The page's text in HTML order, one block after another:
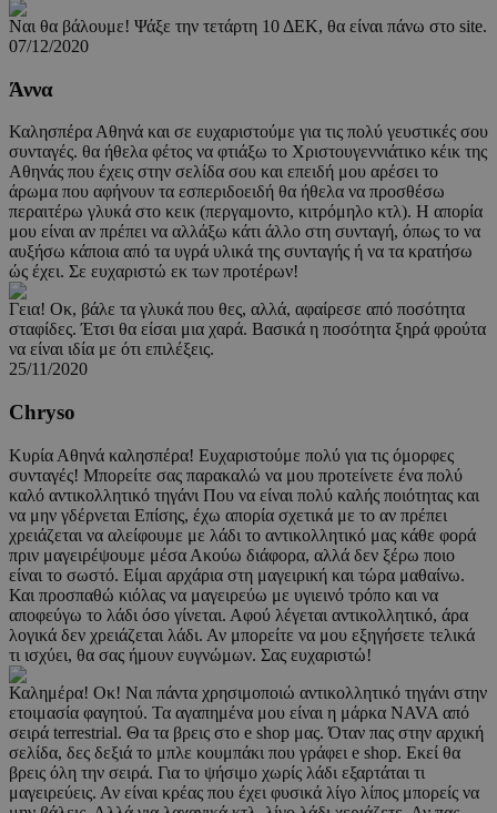
Ναι θα βάλουμε! Ψάξε την τετάρτη 10 ΔΕΚ, θα είναι πάνω στο site.
07/12/2020
Άννα
Καλησπέρα Αθηνά και σε ευχαριστούμε για τις πολύ γευστικές σου
συνταγές. θα ήθελα φέτος να φτιάξω το Χριστουγεννιάτικο κέικ της
Αθηνάς που έχεις στην σελίδα σου και επειδή μου αρέσει το
άρωμα που αφήνουν τα εσπεριδοειδή θα ήθελα να προσθέσω
περαιτέρω γλυκά στο κεικ (περγαμοντο, κιτρόμηλο κτλ). Η απορία
μου είναι αν πρέπει να αλλάξω κάτι άλλο στη συνταγή, όπως το να
αυξήσω κάποια από τα υγρά υλικά της συνταγής ή να τα κρατήσω
ώς έχει. Σε ευχαριστώ εκ των προτέρων!
Γεια! Οκ, βάλε τα γλυκά που θες, αλλά, αφαίρεσε από ποσότητα
σταφίδες. Έτσι θα είσαι μια χαρά. Βασικά η ποσότητα ξηρά φρούτα
να είναι ιδία με ότι επιλέξεις.
25/11/2020
Chryso
Κυρία Αθηνά καλησπέρα! Ευχαριστούμε πολύ για τις όμορφες
συνταγές! Μπορείτε σας παρακαλώ να μου προτείνετε ένα πολύ
καλό αντικολλητικό τηγάνι Που να είναι πολύ καλής ποιότητας και
να μην γδέρνεται Επίσης, έχω απορία σχετικά με το αν πρέπει
χρειάζεται να αλείφουμε με λάδι το αντικολλητικό μας κάθε φορά
πριν μαγειρέψουμε μέσα Ακούω διάφορα, αλλά δεν ξέρω ποιο
είναι το σωστό. Είμαι αρχάρια στη μαγειρική και τώρα μαθαίνω.
Και προσπαθώ κιόλας να μαγειρεύω με υγιεινό τρόπο και να
αποφεύγω το λάδι όσο γίνεται. Αφού λέγεται αντικολλητικό, άρα
λογικά δεν χρειάζεται λάδι. Αν μπορείτε να μου εξηγήσετε τελικά
τι ισχύει, θα σας ήμουν ευγνώμων. Σας ευχαριστώ!
Καλημέρα! Οκ! Ναι πάντα χρησιμοποιώ αντικολλητικό τηγάνι στην
ετοιμασία φαγητού. Τα αγαπημένα μου είναι η μάρκα NAVA από
σειρά terrestrial. Θα τα βρεις στο e shop μας. Όταν πας στην αρχική
σελίδα, δες δεξιά το μπλε κουμπάκι που γράφει e shop. Εκεί θα
βρεις όλη την σειρά. Για το ψήσιμο χωρίς λάδι εξαρτάται τι
μαγειρεύεις. Αν είναι κρέας που έχει φυσικά λίγο λίπος μπορείς να